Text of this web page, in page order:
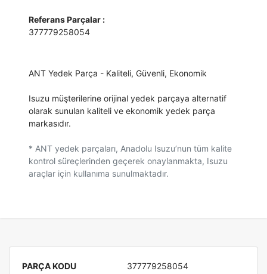
Referans Parçalar :
377779258054
ANT Yedek Parça - Kaliteli, Güvenli, Ekonomik
Isuzu müşterilerine orijinal yedek parçaya alternatif
olarak sunulan kaliteli ve ekonomik yedek parça
markasıdır.
* ANT yedek parçaları, Anadolu Isuzu’nun tüm kalite
kontrol süreçlerinden geçerek onaylanmakta, Isuzu
araçlar için kullanıma sunulmaktadır.
PARÇA KODU
377779258054